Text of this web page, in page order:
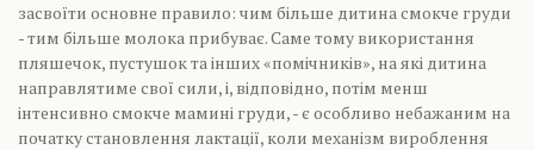
засвоїти основне правило: чим більше дитина смокче груди
- тим більше молока прибуває. Саме тому використання
пляшечок, пустушок та інших «помічників», на які дитина
направлятиме свої сили, і, відповідно, потім менш
інтенсивно смокче мамині груди, - є особливо небажаним на
початку становлення лактації, коли механізм вироблення